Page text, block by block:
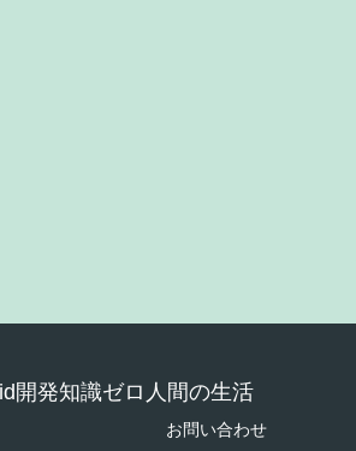
開発知識ゼロ人間の生活
お問い合わせ